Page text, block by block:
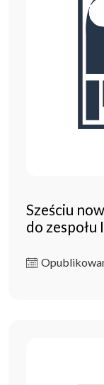
Sześciu
do zespołu